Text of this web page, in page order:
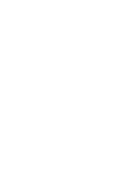
64-årige)